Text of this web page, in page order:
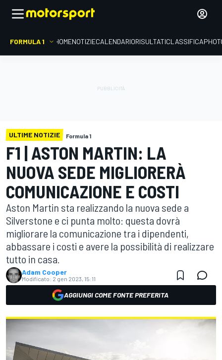
FORMULA 1 HOMENOTIZIECALENDARIORISULTATICLASSIFICA
ULTIME NOTIZIE Formula 1
F1 | ASTON MARTIN: LA
NUOVA SEDE MIGLIORERÀ
COMUNICAZIONE E COSTI
Aston Martin sta realizzando la nuova sede a
Silverstone e ci punta molto: questa dovrà
migliorare la comunicazione tra i dipendenti,
abbassare i costi e avere la possibilità di realizzare
tutto in casa.
Adam Cooper
Modificato: 2 gen 2023, 15:11
AGGIUNGI COME FONTE PREFERITA